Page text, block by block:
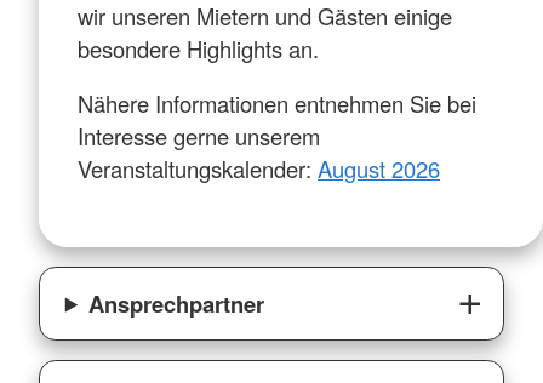
wir unseren Mietern und Gästen einige
besondere Highlights an.
Nähere Informationen entnehmen Sie bei
Interesse gerne unserem
Veranstaltungskalender: August 2026
Ansprechpartner